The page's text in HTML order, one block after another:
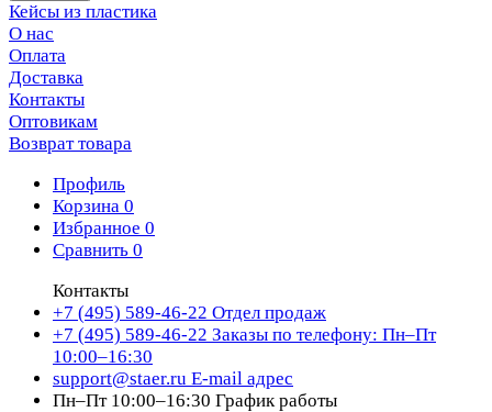
Кейсы из пластика
О нас
Оплата
Доставка
Контакты
Оптовикам
Возврат товара
Профиль
Корзина 0
Избранное 0
Сравнить 0
Контакты
+7 (495) 589-46-22 Отдел продаж
+7 (495) 589-46-22 Заказы по телефону: Пн–Пт
10:00–16:30
support@staer.ru E-mail адрес
Пн–Пт 10:00–16:30 График работы